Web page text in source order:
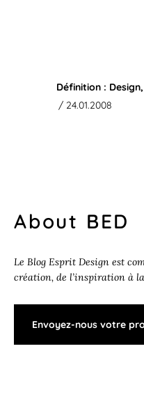
Définition :
/ 24.01.2008
About BED
Le Blog Esprit Design est
création, de l’inspiration à
Envoyez-nous votre